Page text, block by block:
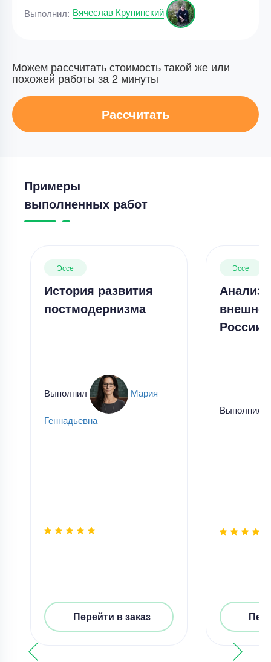
Выполнил: Вячеслав Крупинский
Можем рассчитать стоимость такой же или
похожей работы за 2 минуты
Рассчитать
Примеры
выполненных работ
Эссе
История развития
постмодернизма
Выполнил Мария
Геннадьевна
Перейти в заказ
Эссе
Анализ
России
Выполнил